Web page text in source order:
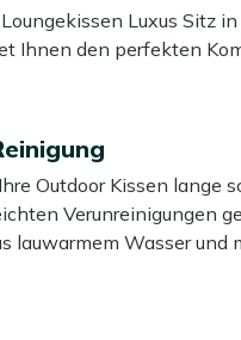
Luxus Sitz in
Ihnen den perfekten
Sitzfläche und sorgt für
Bezug ist abnehmbar,
macht. Dieses
eine stilvolle Note
Dank der
häufigem Gebrauch
Outdoor Kissen lange
Verunreinigungen
lauwarmem Wasser und
Textil & Rope Reiniger,